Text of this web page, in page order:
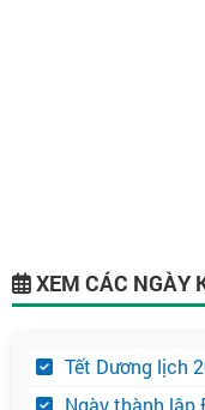
XEM CÁC NGÀY
Tết Dương lịch
Ngày thành lập